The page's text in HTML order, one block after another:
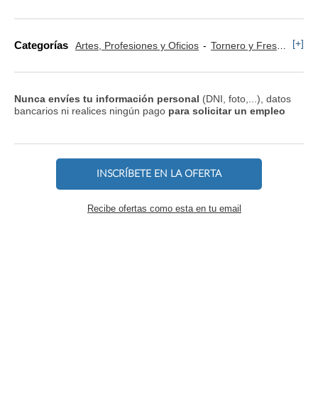
Categorías Artes, Profesiones y Oficios Tornero y Fresador [+]
Nunca envíes tu información personal (DNI, foto,...), datos
bancarios ni realices ningún pago para solicitar un empleo
INSCRÍBETE EN LA OFERTA
Recibe ofertas como esta en tu email